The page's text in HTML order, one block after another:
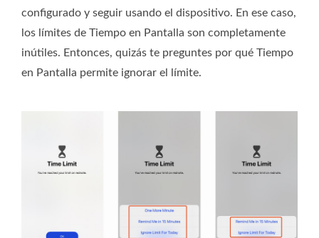
configurado y seguir usando el dispositivo. En ese caso,
los límites de Tiempo en Pantalla son completamente
inútiles. Entonces, quizás te preguntes por qué Tiempo
en Pantalla permite ignorar el límite.